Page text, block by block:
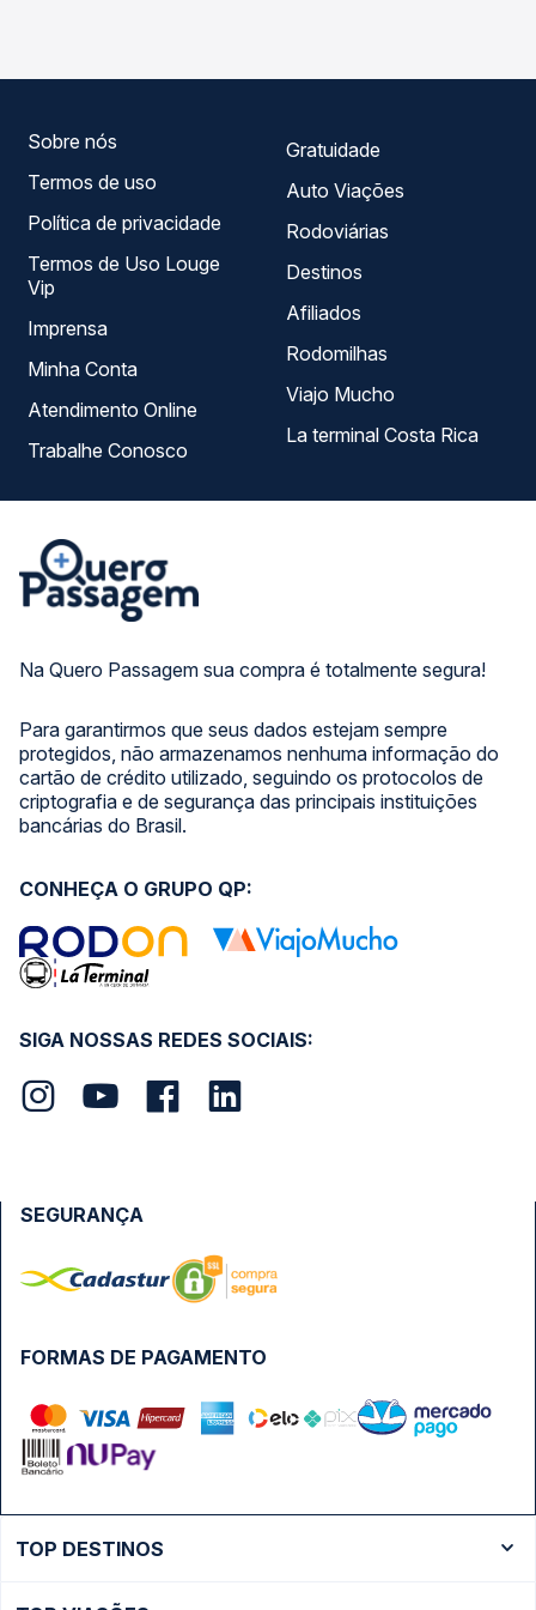
Na Quero Passagem sua compra é totalmente segura!
Para garantirmos que seus dados estejam sempre
protegidos, não armazenamos nenhuma informação do
cartão de crédito utilizado, seguindo os protocolos de
criptografia e de segurança das principais instituições
bancárias do Brasil.
Sobre nós
Termos de uso
Política de privacidade
Termos de Uso Louge
Vip
Imprensa
Minha Conta
Atendimento Online
Trabalhe Conosco
Gratuidade
Auto Viações
Rodoviárias
Destinos
Afiliados
Rodomilhas
Viajo Mucho
La terminal Costa Rica
SIGA NOSSAS REDES SOCIAIS:
CONHEÇA O GRUPO QP:
FORMAS DE PAGAMENTO
SEGURANÇA
TOP DESTINOS